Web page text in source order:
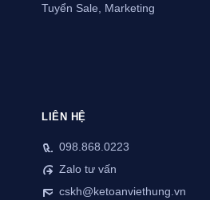
Tuyển Sale, Marketing
LIÊN HỆ
098.868.0223
Zalo tư vấn
cskh@ketoanviethung.vn